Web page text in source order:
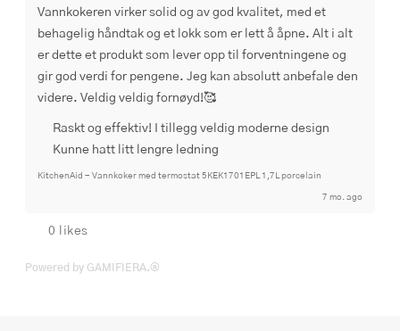
Vannkokeren virker solid og av god kvalitet, med et
behagelig håndtak og et lokk som er lett å åpne. Alt i alt
er dette et produkt som lever opp til forventningene og
gir god verdi for pengene. Jeg kan absolutt anbefale den
videre. Veldig veldig fornøyd!🥰
Raskt og effektiv! I tillegg veldig moderne design
Kunne hatt litt lengre ledning
KitchenAid - Vannkoker med termostat 5KEK1701EPL 1,7L porcelain
7 mo. ago
0 likes
Powered by GAMIFIERA.®